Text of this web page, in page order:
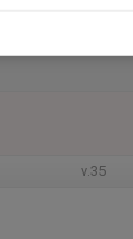
v.35